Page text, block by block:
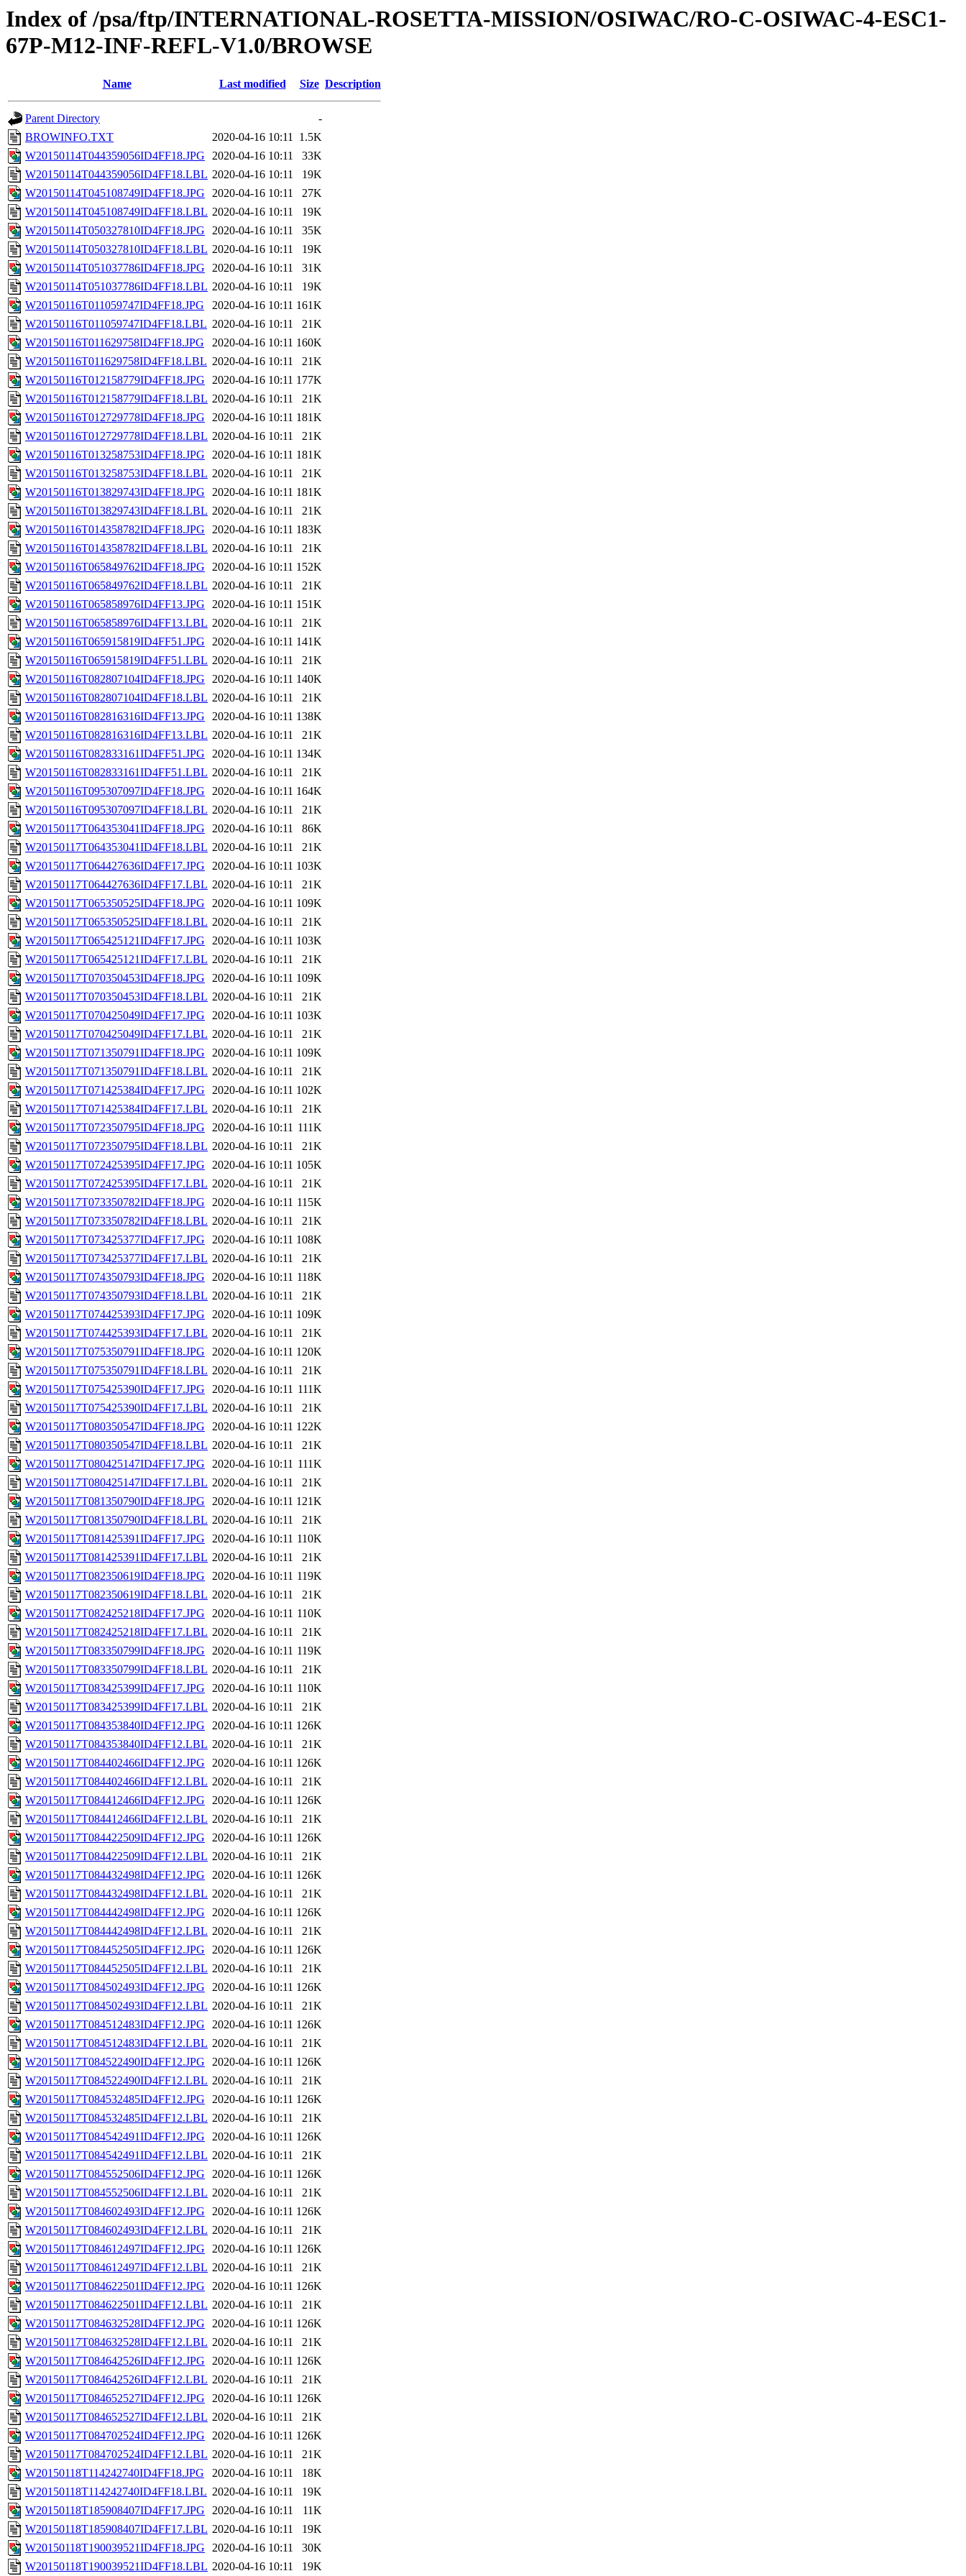
Index of /psa/ftp/INTERNATIONAL-ROSETTA-MISSION/OSIWAC/RO-C-OSIWAC-4-ESC1-
67P-M12-INF-REFL-V1.0/BROWSE
Name Last modified Size Description
Parent Directory
-
BROWINFO.TXT
2020-04-16 10:11 1.5K
W20150114T044359056ID4FF18.JPG
2020-04-16 10:11
33K
W20150114T044359056ID4FF18.LBL 2020-04-16 10:11
19K
W20150114T045108749ID4FF18.JPG
2020-04-16 10:11
27K
W20150114T045108749ID4FF18.LBL 2020-04-16 10:11
19K
W20150114T050327810ID4FF18.JPG
2020-04-16 10:11
35K
W20150114T050327810ID4FF18.LBL 2020-04-16 10:11
19K
W20150114T051037786ID4FF18.JPG
2020-04-16 10:11
31K
W20150114T051037786ID4FF18.LBL 2020-04-16 10:11
19K
W20150116T011059747ID4FF18.JPG
2020-04-16 10:11 161K
W20150116T011059747ID4FF18.LBL 2020-04-16 10:11
21K
W20150116T011629758ID4FF18.JPG
2020-04-16 10:11 160K
W20150116T011629758ID4FF18.LBL 2020-04-16 10:11
21K
W20150116T012158779ID4FF18.JPG
2020-04-16 10:11 177K
W20150116T012158779ID4FF18.LBL 2020-04-16 10:11
21K
W20150116T012729778ID4FF18.JPG
2020-04-16 10:11 181K
W20150116T012729778ID4FF18.LBL 2020-04-16 10:11
21K
W20150116T013258753ID4FF18.JPG
2020-04-16 10:11 181K
W20150116T013258753ID4FF18.LBL 2020-04-16 10:11
21K
W20150116T013829743ID4FF18.JPG
2020-04-16 10:11 181K
W20150116T013829743ID4FF18.LBL 2020-04-16 10:11
21K
W20150116T014358782ID4FF18.JPG
2020-04-16 10:11 183K
W20150116T014358782ID4FF18.LBL 2020-04-16 10:11
21K
W20150116T065849762ID4FF18.JPG
2020-04-16 10:11 152K
W20150116T065849762ID4FF18.LBL 2020-04-16 10:11
21K
W20150116T065858976ID4FF13.JPG
2020-04-16 10:11 151K
W20150116T065858976ID4FF13.LBL 2020-04-16 10:11
21K
W20150116T065915819ID4FF51.JPG
2020-04-16 10:11 141K
W20150116T065915819ID4FF51.LBL 2020-04-16 10:11
21K
W20150116T082807104ID4FF18.JPG
2020-04-16 10:11 140K
W20150116T082807104ID4FF18.LBL 2020-04-16 10:11
21K
W20150116T082816316ID4FF13.JPG
2020-04-16 10:11 138K
W20150116T082816316ID4FF13.LBL 2020-04-16 10:11
21K
W20150116T082833161ID4FF51.JPG
2020-04-16 10:11 134K
W20150116T082833161ID4FF51.LBL 2020-04-16 10:11
21K
W20150116T095307097ID4FF18.JPG
2020-04-16 10:11 164K
W20150116T095307097ID4FF18.LBL 2020-04-16 10:11
21K
W20150117T064353041ID4FF18.JPG
2020-04-16 10:11
86K
W20150117T064353041ID4FF18.LBL 2020-04-16 10:11
21K
W20150117T064427636ID4FF17.JPG
2020-04-16 10:11 103K
W20150117T064427636ID4FF17.LBL 2020-04-16 10:11
21K
W20150117T065350525ID4FF18.JPG
2020-04-16 10:11 109K
W20150117T065350525ID4FF18.LBL 2020-04-16 10:11
21K
W20150117T065425121ID4FF17.JPG
2020-04-16 10:11 103K
W20150117T065425121ID4FF17.LBL 2020-04-16 10:11
21K
W20150117T070350453ID4FF18.JPG
2020-04-16 10:11 109K
W20150117T070350453ID4FF18.LBL 2020-04-16 10:11
21K
W20150117T070425049ID4FF17.JPG
2020-04-16 10:11 103K
W20150117T070425049ID4FF17.LBL 2020-04-16 10:11
21K
W20150117T071350791ID4FF18.JPG
2020-04-16 10:11 109K
W20150117T071350791ID4FF18.LBL 2020-04-16 10:11
21K
W20150117T071425384ID4FF17.JPG
2020-04-16 10:11 102K
W20150117T071425384ID4FF17.LBL 2020-04-16 10:11
21K
W20150117T072350795ID4FF18.JPG
2020-04-16 10:11 111K
W20150117T072350795ID4FF18.LBL 2020-04-16 10:11
21K
W20150117T072425395ID4FF17.JPG
2020-04-16 10:11 105K
W20150117T072425395ID4FF17.LBL 2020-04-16 10:11
21K
W20150117T073350782ID4FF18.JPG
2020-04-16 10:11 115K
W20150117T073350782ID4FF18.LBL 2020-04-16 10:11
21K
W20150117T073425377ID4FF17.JPG
2020-04-16 10:11 108K
W20150117T073425377ID4FF17.LBL 2020-04-16 10:11
21K
W20150117T074350793ID4FF18.JPG
2020-04-16 10:11 118K
W20150117T074350793ID4FF18.LBL 2020-04-16 10:11
21K
W20150117T074425393ID4FF17.JPG
2020-04-16 10:11 109K
W20150117T074425393ID4FF17.LBL 2020-04-16 10:11
21K
W20150117T075350791ID4FF18.JPG
2020-04-16 10:11 120K
W20150117T075350791ID4FF18.LBL 2020-04-16 10:11
21K
W20150117T075425390ID4FF17.JPG
2020-04-16 10:11 111K
W20150117T075425390ID4FF17.LBL 2020-04-16 10:11
21K
W20150117T080350547ID4FF18.JPG
2020-04-16 10:11 122K
W20150117T080350547ID4FF18.LBL 2020-04-16 10:11
21K
W20150117T080425147ID4FF17.JPG
2020-04-16 10:11 111K
W20150117T080425147ID4FF17.LBL 2020-04-16 10:11
21K
W20150117T081350790ID4FF18.JPG
2020-04-16 10:11 121K
W20150117T081350790ID4FF18.LBL 2020-04-16 10:11
21K
W20150117T081425391ID4FF17.JPG
2020-04-16 10:11 110K
W20150117T081425391ID4FF17.LBL 2020-04-16 10:11
21K
W20150117T082350619ID4FF18.JPG
2020-04-16 10:11 119K
W20150117T082350619ID4FF18.LBL 2020-04-16 10:11
21K
W20150117T082425218ID4FF17.JPG
2020-04-16 10:11 110K
W20150117T082425218ID4FF17.LBL 2020-04-16 10:11
21K
W20150117T083350799ID4FF18.JPG
2020-04-16 10:11 119K
W20150117T083350799ID4FF18.LBL 2020-04-16 10:11
21K
W20150117T083425399ID4FF17.JPG
2020-04-16 10:11 110K
W20150117T083425399ID4FF17.LBL 2020-04-16 10:11
21K
W20150117T084353840ID4FF12.JPG
2020-04-16 10:11 126K
W20150117T084353840ID4FF12.LBL 2020-04-16 10:11
21K
W20150117T084402466ID4FF12.JPG
2020-04-16 10:11 126K
W20150117T084402466ID4FF12.LBL 2020-04-16 10:11
21K
W20150117T084412466ID4FF12.JPG
2020-04-16 10:11 126K
W20150117T084412466ID4FF12.LBL 2020-04-16 10:11
21K
W20150117T084422509ID4FF12.JPG
2020-04-16 10:11 126K
W20150117T084422509ID4FF12.LBL 2020-04-16 10:11
21K
W20150117T084432498ID4FF12.JPG
2020-04-16 10:11 126K
W20150117T084432498ID4FF12.LBL 2020-04-16 10:11
21K
W20150117T084442498ID4FF12.JPG
2020-04-16 10:11 126K
W20150117T084442498ID4FF12.LBL 2020-04-16 10:11
21K
W20150117T084452505ID4FF12.JPG
2020-04-16 10:11 126K
W20150117T084452505ID4FF12.LBL 2020-04-16 10:11
21K
W20150117T084502493ID4FF12.JPG
2020-04-16 10:11 126K
W20150117T084502493ID4FF12.LBL 2020-04-16 10:11
21K
W20150117T084512483ID4FF12.JPG
2020-04-16 10:11 126K
W20150117T084512483ID4FF12.LBL 2020-04-16 10:11
21K
W20150117T084522490ID4FF12.JPG
2020-04-16 10:11 126K
W20150117T084522490ID4FF12.LBL 2020-04-16 10:11
21K
W20150117T084532485ID4FF12.JPG
2020-04-16 10:11 126K
W20150117T084532485ID4FF12.LBL 2020-04-16 10:11
21K
W20150117T084542491ID4FF12.JPG
2020-04-16 10:11 126K
W20150117T084542491ID4FF12.LBL 2020-04-16 10:11
21K
W20150117T084552506ID4FF12.JPG
2020-04-16 10:11 126K
W20150117T084552506ID4FF12.LBL 2020-04-16 10:11
21K
W20150117T084602493ID4FF12.JPG
2020-04-16 10:11 126K
W20150117T084602493ID4FF12.LBL 2020-04-16 10:11
21K
W20150117T084612497ID4FF12.JPG
2020-04-16 10:11 126K
W20150117T084612497ID4FF12.LBL 2020-04-16 10:11
21K
W20150117T084622501ID4FF12.JPG
2020-04-16 10:11 126K
W20150117T084622501ID4FF12.LBL 2020-04-16 10:11
21K
W20150117T084632528ID4FF12.JPG
2020-04-16 10:11 126K
W20150117T084632528ID4FF12.LBL 2020-04-16 10:11
21K
W20150117T084642526ID4FF12.JPG
2020-04-16 10:11 126K
W20150117T084642526ID4FF12.LBL 2020-04-16 10:11
21K
W20150117T084652527ID4FF12.JPG
2020-04-16 10:11 126K
W20150117T084652527ID4FF12.LBL 2020-04-16 10:11
21K
W20150117T084702524ID4FF12.JPG
2020-04-16 10:11 126K
W20150117T084702524ID4FF12.LBL 2020-04-16 10:11
21K
W20150118T114242740ID4FF18.JPG
2020-04-16 10:11
18K
W20150118T114242740ID4FF18.LBL 2020-04-16 10:11
19K
W20150118T185908407ID4FF17.JPG
2020-04-16 10:11
11K
W20150118T185908407ID4FF17.LBL 2020-04-16 10:11
19K
W20150118T190039521ID4FF18.JPG
2020-04-16 10:11
30K
W20150118T190039521ID4FF18.LBL 2020-04-16 10:11 19K